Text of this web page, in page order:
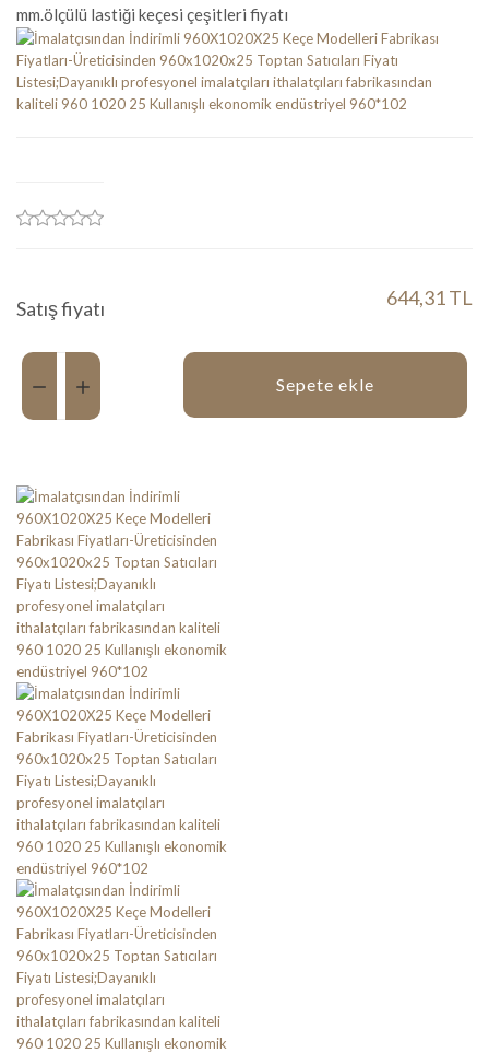
mm.ölçülü lastiği keçesi çeşitleri fiyatı
Satış fiyatı 644,31 TL
Miktar:
Sepete ekle